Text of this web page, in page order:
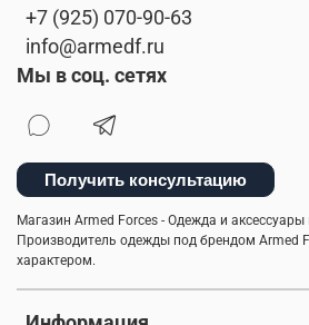
+7 (925) 070-90-63
info@armedf.ru
Мы в соц. сетях
Получить консультацию
Магазин Armed Forces - Одежда и
Производитель одежды под брендом Armed
характером.